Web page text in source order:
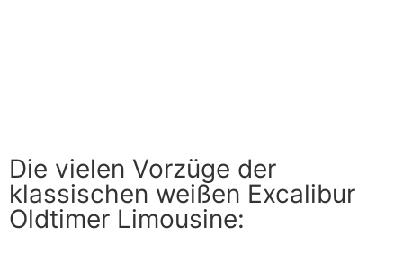
Die vielen Vorzüge der
klassischen weißen Excalibur
Oldtimer Limousine: